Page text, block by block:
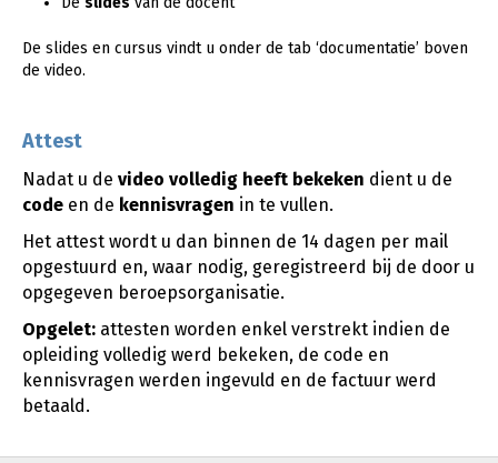
De slides en cursus vindt u onder de tab ‘documentatie’ boven
de video.
Attest
Nadat u de video volledig heeft bekeken dient u de
code en de kennisvragen in te vullen.
Het attest wordt u dan binnen de 14 dagen per mail
opgestuurd en, waar nodig, geregistreerd bij de door u
opgegeven beroepsorganisatie.
Opgelet: attesten worden enkel verstrekt indien de
opleiding volledig werd bekeken, de code en
kennisvragen werden ingevuld en de factuur werd
betaald.